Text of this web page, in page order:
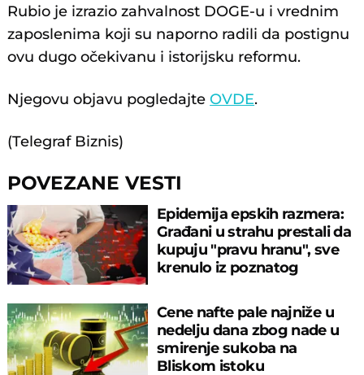
Rubio je izrazio zahvalnost DOGE-u i vrednim
zaposlenima koji su naporno radili da postignu
ovu dugo očekivanu i istorijsku reformu.
Njegovu objavu pogledajteOVDE.
(Telegraf Biznis)
POVEZANE VESTI
Epidemija epskih razmera:
Građani u strahu prestali da
kupuju "pravu hranu", sve
krenulo iz poznatog
Cene nafte pale najniže u
nedelju dana zbog nade u
smirenje sukoba na
Bliskom istoku